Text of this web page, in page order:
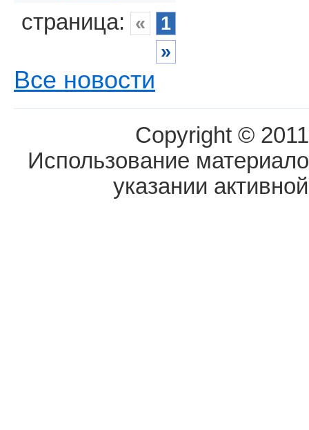
страница: «
1
»
Все новости
Copyright ©
Использование
указании